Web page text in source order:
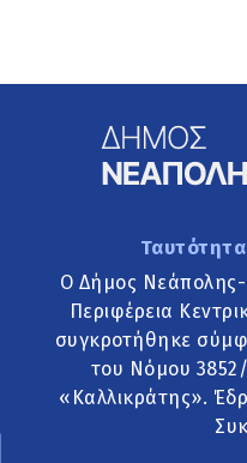
Ο Δήμος
Περιφέρεια
συγκροτήθηκε
του Νόμου
«Καλλικράτης».